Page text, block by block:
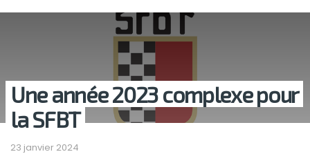
Une année 2023 complexe pour
la SFBT
23 janvier 2024